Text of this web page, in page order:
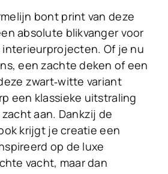
bont print van deze
absolute blikvanger voor
interieurprojecten. Of je nu
een zachte deken of een
zwart‑witte variant
een klassieke uitstraling
aan. Dankzij de
krijgt je creatie een
op de luxe
vacht, maar dan